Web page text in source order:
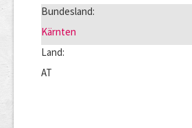
Bundesland:
Kärnten
Land:
AT